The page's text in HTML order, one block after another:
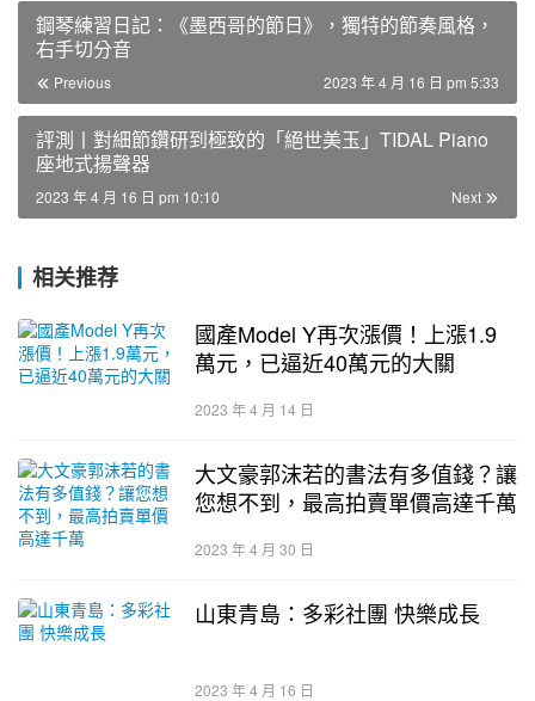
鋼琴練習日記：《墨西哥的節日》，獨特的節奏風格，
右手切分音
Previous 2023 年 4 月 16 日 pm 5:33
評測丨對細節鑽研到極致的「絕世美玉」TIDAL Piano
座地式揚聲器
Next
2023 年 4 月 16 日 pm 10:10
相关推荐
國產Model Y再次漲價！上漲1.9
萬元，已逼近40萬元的大關
2023 年 4 月 14 日
大文豪郭沫若的書法有多值錢？讓
您想不到，最高拍賣單價高達千萬
2023 年 4 月 30 日
山東青島：多彩社團 快樂成長
2023 年 4 月 16 日